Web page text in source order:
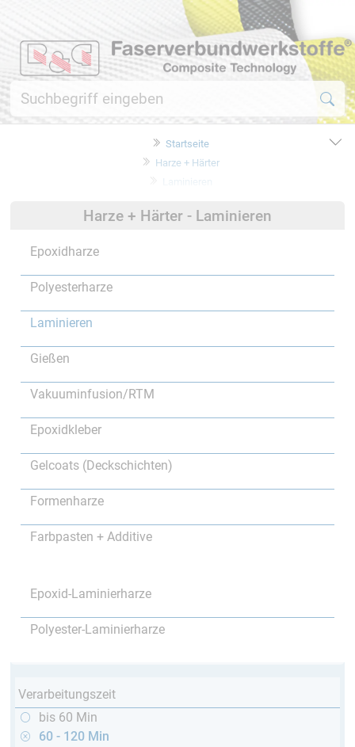
Startseite
Harze + Härter
Harze + Härter - Laminieren
Epoxidharze
Polyesterharze
Laminieren
Gießen
Vakuuminfusion/RTM
Epoxidkleber
Gelcoats (Deckschichten)
Formenharze
Farbpasten + Additive
Epoxid-Laminierharze
Polyester-Laminierharze
Verarbeitungszeit
bis 60 Min
60 - 120 Min